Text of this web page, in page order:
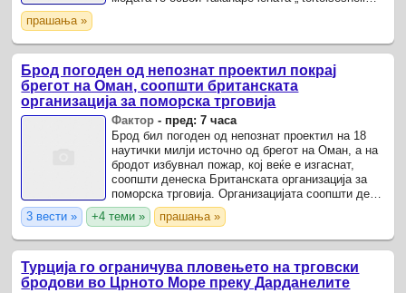
прашања »
Брод погоден од непознат проектил покрај
брегот на Оман, соопшти британската
организација за поморска трговија
Фактор - пред: 7 часа
Брод бил погоден од непознат проектил на 18
наутички милји источно од брегот на Оман, а на
бродот избувнал пожар, кој веќе е изгаснат,
соопшти денеска Британската организација за
поморска трговија. Организацијата соопшти дека
бродот и екипажот се безбедни и дека нема
информации ...
3 вести » +4 теми » прашања »
Турција го ограничува пловењето на трговски
бродови во Црното Море преку Дарданелите